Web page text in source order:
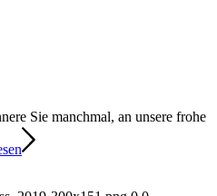
Sie manchmal, an unsere frohe